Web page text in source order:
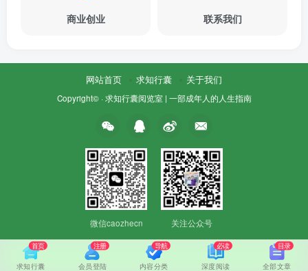
商业创业 联系我们
网站首页 求知行囊 关于我们
Copyright© · 求知行囊阅览室 | 一部成年人的人生指南
微信caozhecn 关注公众号
求知行囊
首页
会员登陆
注册
内容分类
导航
深度阅读
必读
全部文章
目录